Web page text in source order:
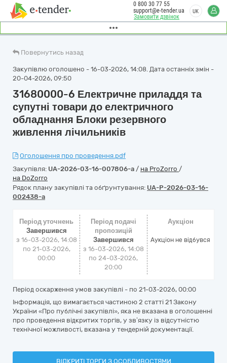
Замовити дзвінок
0 800 30 77 55
support@e-tender.ua
UK
Повернутись назад
Закупівлю оголошено - 16-03-2026, 14:08. Дата останніх змін -
20-04-2026, 09:50
31680000-6 Електричне приладдя та
супутні товари до електричного
обладнання Блоки резервного
живлення лічильників
Оголошення про проведення.pdf
Закупівля: UA-2026-03-16-007806-a / на ProZorro /
на DoZorro
Рядок плану закупівлі та обґрунтування: UA-P-2026-03-16-
002438-a
Період уточнень
Завершився
з 16-03-2026, 14:08
по 21-03-2026,
00:00
Період подачі
пропозицій
Завершився
з 16-03-2026, 14:08
по 24-03-2026,
20:00
Аукціон
Аукціон не відбувся
Період оскарження умов закупівлі - по 21-03-2026, 00:00
Інформація, що вимагається частиною 2 статті 21 Закону
України «Про публічні закупівлі», яка не вказана в оголошенні
про проведення відкритих торгів, у зв’язку із відсутністю
технічної можливості, вказана у тендерній документації.
ВІДКРИТІ ТОРГИ З ОСОБЛИВОСТЯМИ